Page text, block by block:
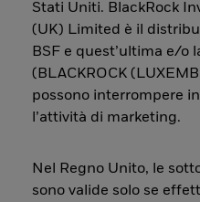
Stati Uniti. BlackRock
(UK) Limited è il
BSF e quest’ultima e/o
(BLACKROCK
possono interrompere
l’attività di marketing.
Nel Regno Unito, le
sono valide solo se